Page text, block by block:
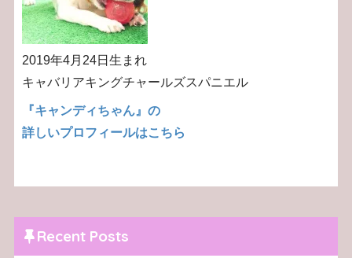
2019年4月24日生まれ
キャバリアキングチャールズスパニエル
『キャンディちゃん』の
詳しいプロフィールはこちら
Recent Posts